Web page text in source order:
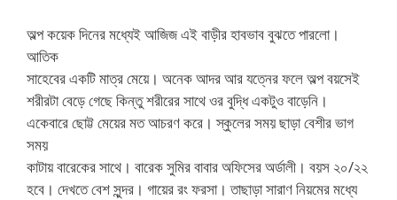
অল্প কয়েক দিনের মধ্যেই আজিজ এই বাড়ীর হাবভাব বুঝতে পারলো।
আতিক
সাহেবের একটি মাত্র মেয়ে। অনেক আদর আর যত্নের ফলে অল্প বয়সেই
শরীরটা বেড়ে গেছে কিন্তু শরীরের সাথে ওর বুদ্ধি একটুও বাড়েনি।
একেবারে ছোট্ট মেয়ের মত আচরণ করে। স্কুলের সময় ছাড়া বেশীর ভাগ
সময়
কাটায় বারেকের সাথে। বারেক সুমির বাবার অফিসের অর্ডালী। বয়স ২০/২২
হবে। দেখতে বেশ সুন্দর। গায়ের রং ফরসা। তাছাড়া সারাণ নিয়মের মধ্যে